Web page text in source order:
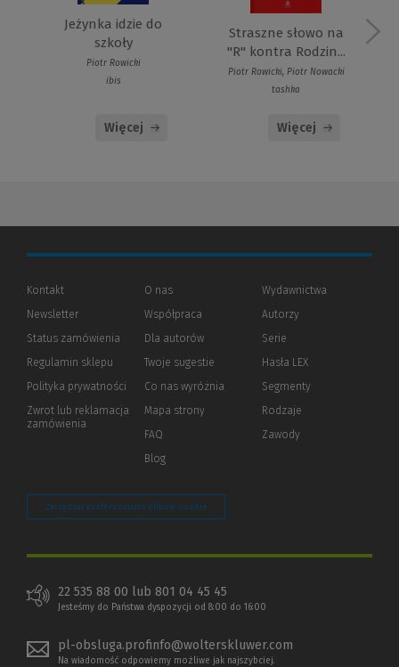
Jeżynka idzie do
szkoły
Piotr Rowicki
ibis
Więcej
Straszne słowo na
"R" kontra Rodzin...
Piotr Rowicki, Piotr Nowacki
tashka
Więcej
Kontakt
Newsletter
Status zamówienia
Regulamin sklepu
Polityka prywatności (Nowe
(Link
innej
Zwrot lub reklamacja
zamówienia
O nas
Współpraca
Dla autorów(Nowe
(Link
innej
strony)
Twoje sugestie
Co nas wyróżnia
Mapa strony
FAQ
Blog
Wydawnictwa
Autorzy
Serie
Hasła LEX
Segmenty
Rodzaje
Zawody
Zarządzaj preferencjami plików cookie
22 535 88 00 lub 801 04 45 45
Jesteśmy do Państwa dyspozycji od 8:00 do 16:00
pl-obsluga.profinfo@wolterskluwer.com
Na wiadomość odpowiemy możliwe jak najszybciej.